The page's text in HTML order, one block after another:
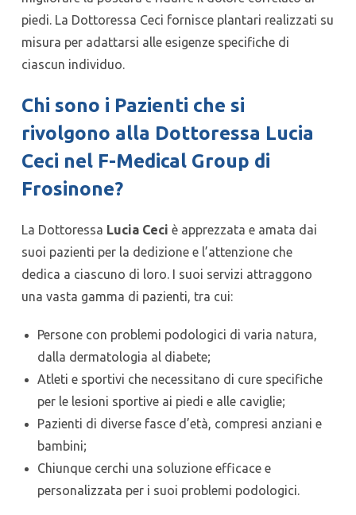
piedi. La Dottoressa Ceci fornisce plantari realizzati su
misura per adattarsi alle esigenze specifiche di
ciascun individuo.
Chi sono i Pazienti che si
rivolgono alla Dottoressa Lucia
Ceci nel F-Medical Group di
Frosinone?
La Dottoressa Lucia Ceci è apprezzata e amata dai
suoi pazienti per la dedizione e l’attenzione che
dedica a ciascuno di loro. I suoi servizi attraggono
una vasta gamma di pazienti, tra cui:
Persone con problemi podologici di varia natura,
dalla dermatologia al diabete;
Atleti e sportivi che necessitano di cure specifiche
per le lesioni sportive ai piedi e alle caviglie;
Pazienti di diverse fasce d’età, compresi anziani e
bambini;
Chiunque cerchi una soluzione efficace e
personalizzata per i suoi problemi podologici.